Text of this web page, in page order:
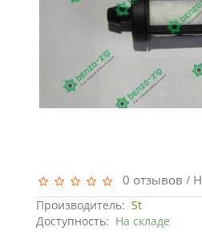
0 отзывов /
Производитель: St
Доступность: На складе